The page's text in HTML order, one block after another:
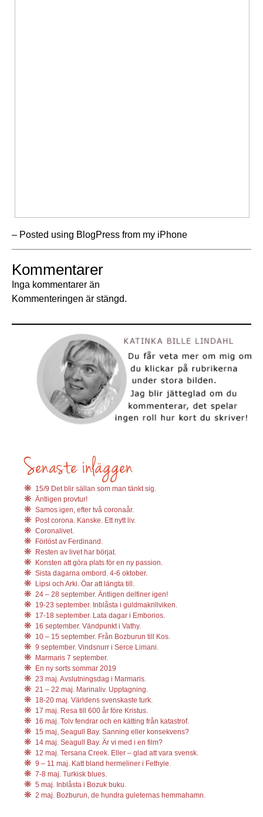
– Posted using BlogPress from my iPhone
Kommentarer
Inga kommentarer än
Kommenteringen är stängd.
15/9 Det blir sällan som man tänkt sig.
Äntligen provtur!
Samos igen, efter två coronaår.
Post corona. Kanske. Ett nytt liv.
Coronalivet.
Förlöst av Ferdinand.
Resten av livet har börjat.
Konsten att göra plats för en ny passion.
Sista dagarna ombord. 4-6 oktober.
Lipsi och Arki. Öar att längta till.
24 – 28 september. Äntligen delfiner igen!
19-23 september. Inblåsta i guldmakrillviken.
17-18 september. Lata dagar i Emborios.
16 september. Vändpunkt i Vathy.
10 – 15 september. Från Bozburun till Kos.
9 september. Vindsnurr i Serce Limani.
Marmaris 7 september.
En ny sorts sommar 2019
23 maj. Avslutningsdag i Marmaris.
21 – 22 maj. Marinaliv. Upptagning.
18-20 maj. Världens svenskaste turk.
17 maj. Resa till 600 år före Kristus.
16 maj. Tolv fendrar och en kätting från katastrof.
15 maj, Seagull Bay. Sanning eller konsekvens?
14 maj. Seagull Bay. Är vi med i en film?
12 maj. Tersana Creek. Eller – glad att vara svensk.
9 – 11 maj. Katt bland hermeliner i Fethyie.
7-8 maj. Turkisk blues.
5 maj. Inblåsta i Bozuk buku.
2 maj. Bozburun, de hundra guleternas hemmahamn.